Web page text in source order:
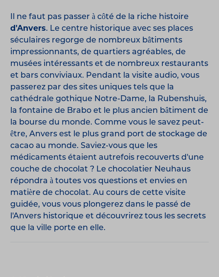
Il ne faut pas passer à côté de la riche histoire
d'Anvers. Le centre historique avec ses places
séculaires regorge de nombreux bâtiments
impressionnants, de quartiers agréables, de
musées intéressants et de nombreux restaurants
et bars conviviaux. Pendant la visite audio, vous
passerez par des sites uniques tels que la
cathédrale gothique Notre-Dame, la Rubenshuis,
la fontaine de Brabo et le plus ancien bâtiment de
la bourse du monde. Comme vous le savez peut-
être, Anvers est le plus grand port de stockage de
cacao au monde. Saviez-vous que les
médicaments étaient autrefois recouverts d'une
couche de chocolat ? Le chocolatier Neuhaus
répondra à toutes vos questions et envies en
matière de chocolat. Au cours de cette visite
guidée, vous vous plongerez dans le passé de
l'Anvers historique et découvrirez tous les secrets
que la ville porte en elle.